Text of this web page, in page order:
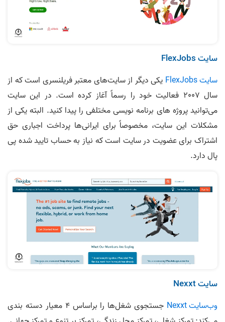
سایت FlexJobs
سایت FlexJobs
یکی دیگر از سایت‌های معتبر فریلنسری است که از
سال 2007 فعالیت خود را رسماً آغاز کرده است. در این سایت
می‌توانید پروژه های برنامه نویسی مختلفی را پیدا کنید. البته یکی از
مشکلات این سایت، مخصوصاً برای ایرانی‌ها پرداخت اجباری حق
اشتراک برای عضویت در سایت است که نیاز به حساب تایید شده پی
پال دارد.
سایت Nexxt
وب‌سایت Nexxt
جستجوی شغل‌ها را براساس 4 معیار دسته بندی